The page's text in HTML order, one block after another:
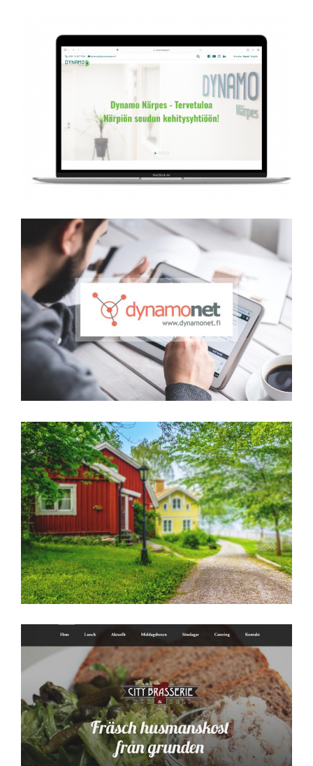
Dynamo Närpes
Dynamonet
Sofia Eks Hus- &
Trädgårdsservice
Citybrasserie